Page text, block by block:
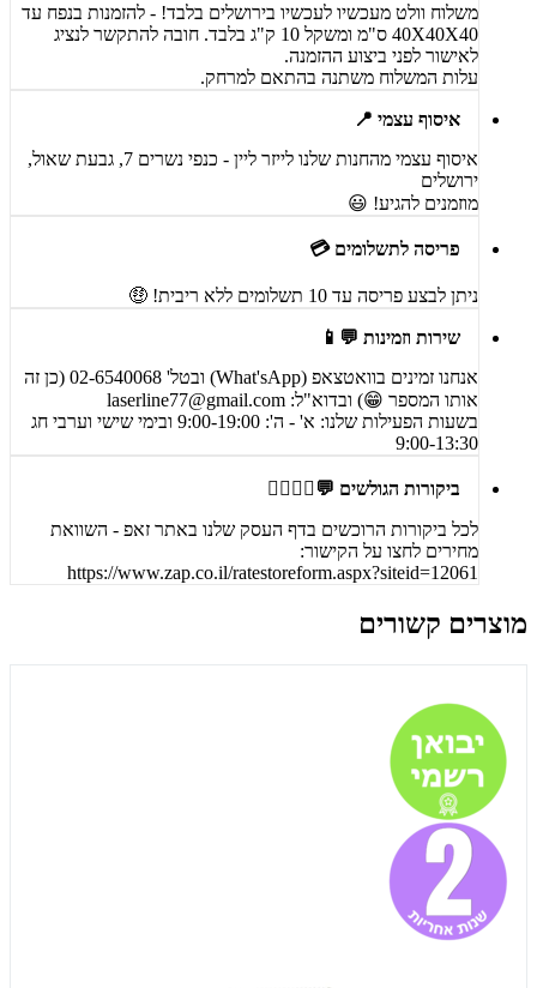
משלוח וולט מעכשיו לעכשיו בירושלים בלבד! - להזמנות בנפח עד
40X40X40 ס"מ ומשקל 10 ק"ג בלבד. חובה להתקשר לנציג
לאישור לפני ביצוע ההזמנה.
עלות המשלוח משתנה בהתאם למרחק.
איסוף עצמי 📍
איסוף עצמי מהחנות שלנו לייזר ליין - כנפי נשרים 7, גבעת שאול,
ירושלים
מוזמנים להגיע! 😃
פריסה לתשלומים 💳
ניתן לבצע פריסה עד 10 תשלומים ללא ריבית! 🤑
שירות וזמינות 💬📱
אנחנו זמינים בוואטצאפ (What'sApp) ובטל' 02-6540068 (כן זה
אותו המספר 😁) ובדוא"ל: laserline77@gmail.com
בשעות הפעילות שלנו: א' - ה': 9:00-19:00 ובימי שישי וערבי חג
9:00-13:30
ביקורות הגולשים 💬🙋‍♀️🙋‍♂️
לכל ביקורות הרוכשים בדף העסק שלנו באתר זאפ - השוואת
מחירים לחצו על הקישור:
https://www.zap.co.il/ratestoreform.aspx?siteid=12061
מוצרים קשורים